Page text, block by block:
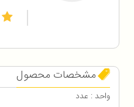
مشخصات محصول
واحد : عدد